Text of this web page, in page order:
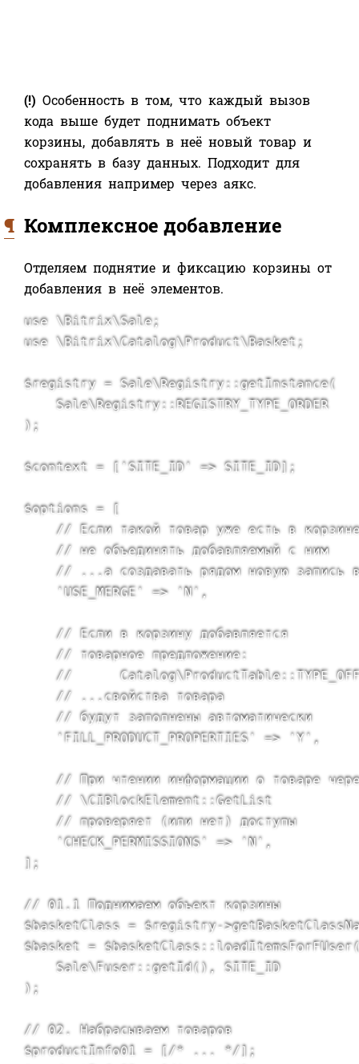
(!) Особенность в том, что каждый вызов
кода выше будет поднимать объект
корзины, добавлять в неё новый товар и
сохранять в базу данных. Подходит для
добавления например через аякс.
¶ Комплексное добавление
Отделяем поднятие и фиксацию корзины от
добавления в неё элементов.
use \Bitrix\Sale;
use \Bitrix\Catalog\Product\Basket;
$registry = Sale\Registry::getInstance(
    Sale\Registry::REGISTRY_TYPE_ORDER
);
$context = ['SITE_ID' => SITE_ID];
$options = [
// Если такой товар уже есть в
    // не объединять добавляемый с ним
// ...а создавать рядом новую запись
    'USE_MERGE' => 'N',
    // Если в корзину добавляется
    // товарное предложение:
//
    // ...свойства товара
    // будут заполнены автоматически
    'FILL_PRODUCT_PROPERTIES' => 'Y',
// При чтении информации о товаре
    // \CIBlockElement::GetList
    // проверяет (или нет) доступы
    'CHECK_PERMISSIONS' => 'N',
];
// 01.1 Поднимаем объект корзины
$basketClass = $registry-
$basket =
    Sale\Fuser::getId(), SITE_ID
);
// 02. Набрасываем товаров
$productInfo01 = [/* ... */];